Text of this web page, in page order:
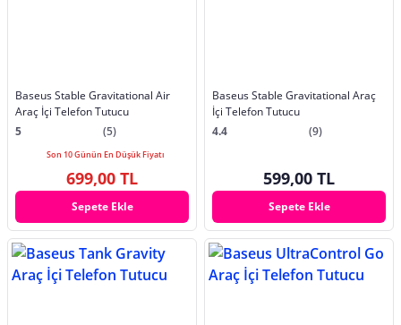
Baseus Stable Gravitational Air
Araç İçi Telefon Tutucu
5
(5)
Son 10 Günün En Düşük Fiyatı
699,00 TL
Sepete Ekle
Baseus Stable Gravitational Araç
İçi Telefon Tutucu
4.4
(9)
599,00 TL
Sepete Ekle